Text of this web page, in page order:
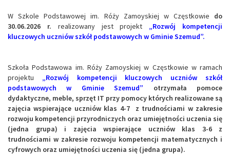
W Szkole Podstawowej im. Róży Zamoyskiej w Częstkowie do
30.06.2026 r. realizowany jest projekt „Rozwój kompetencji
kluczowych uczniów szkół podstawowych w Gminie Szemud”.
Szkoła Podstawowa im. Róży Zamoyskiej w Częstkowie w ramach
projektu „Rozwój kompetencji kluczowych uczniów szkół
podstawowych w Gminie Szemud” otrzymała pomoce
dydaktyczne, meble, sprzęt IT przy pomocy których realizowane są
zajęcia wspierające uczniów klas 4-7 z trudnościami w zakresie
rozwoju kompetencji przyrodniczych oraz umiejętności uczenia się
(jedna grupa) i zajęcia wspierające uczniów klas 3-6 z
trudnościami w zakresie rozwoju kompetencji matematycznych i
cyfrowych oraz umiejętności uczenia się (jedna grupa).